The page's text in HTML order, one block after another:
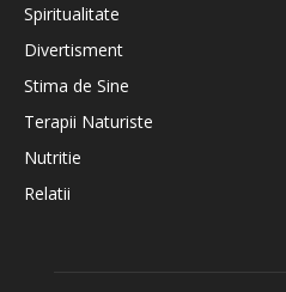
Spiritualitate
Divertisment
Stima de Sine
Terapii Naturiste
Nutritie
Relatii